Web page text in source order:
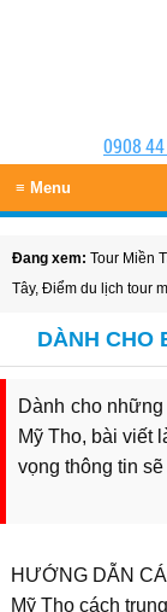
0908
≡ Menu
Đang xem: Tour Miền
Tây, Điểm du lịch tour
DÀNH CHO
Dành cho
Mỹ Tho, bài viết
vọng thông tin
HƯỚNG DẪN
Mỹ Tho cách